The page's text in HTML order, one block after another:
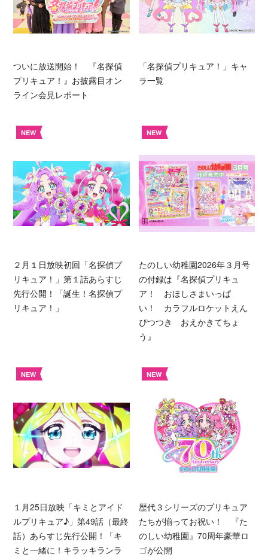
ついに放送開始！ 『名探偵
プリキュア！』お披露目オン
ライン会見レポート
「名探偵プリキュア！」キャ
ラ一覧
NEW
２月１日放映初回「名探偵プ
リキュア！」第１話あらすじ
先行公開！「誕生！名探偵プ
リキュア！」
NEW
たのしい幼稚園2026年３月号
の付録は『名探偵プリキュ
ア！ おほしさまいっぱ
い！ カラフルロケットえん
ぴつつき おえかきてちょ
う』
NEW
１月25日放映「キミとアイド
ルプリキュア♪」第49話（最終
話）あらすじ先行公開！「キ
ミと一緒に！キラッキランラ
NEW
歴代３シリーズのプリキュア
たちが揃ってお祝い！ 『た
のしい幼稚園』70周年豪華ロ
ゴが公開